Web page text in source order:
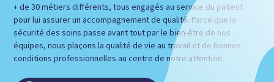
+ de 30 métiers différents, tous engagés au service du patient
pour lui assurer un accompagnement de qualité. Parce que la
sécurité des soins passe avant tout par le bien-être de nos
équipes, nous plaçons la qualité de vie au travail et de bonnes
conditions professionnelles au centre de notre attention.